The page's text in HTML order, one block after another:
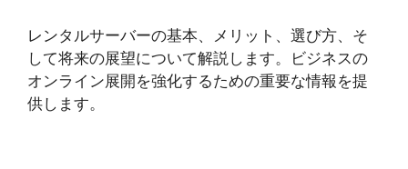
レンタルサーバーの基本、メリット、選び方、そ
して将来の展望について解説します。ビジネスの
オンライン展開を強化するための重要な情報を提
供します。